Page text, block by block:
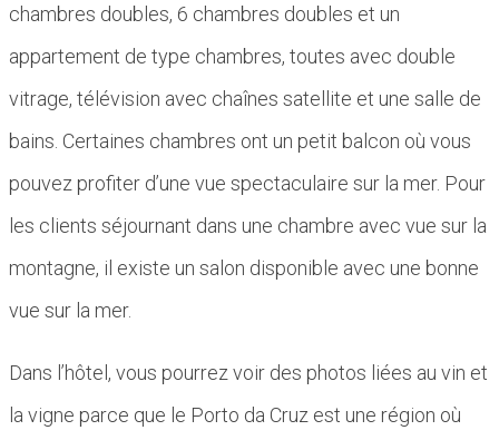
chambres doubles, 6 chambres doubles et un
appartement de type chambres, toutes avec double
vitrage, télévision avec chaînes satellite et une salle de
bains. Certaines chambres ont un petit balcon où vous
pouvez profiter d’une vue spectaculaire sur la mer. Pour
les clients séjournant dans une chambre avec vue sur la
montagne, il existe un salon disponible avec une bonne
vue sur la mer.
Dans l’hôtel, vous pourrez voir des photos liées au vin et
la vigne parce que le Porto da Cruz est une région où